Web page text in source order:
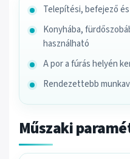
Telepítési, befejező
Konyhába,
használható
A por a fúrás helyén
Rendezettebb
Műszaki